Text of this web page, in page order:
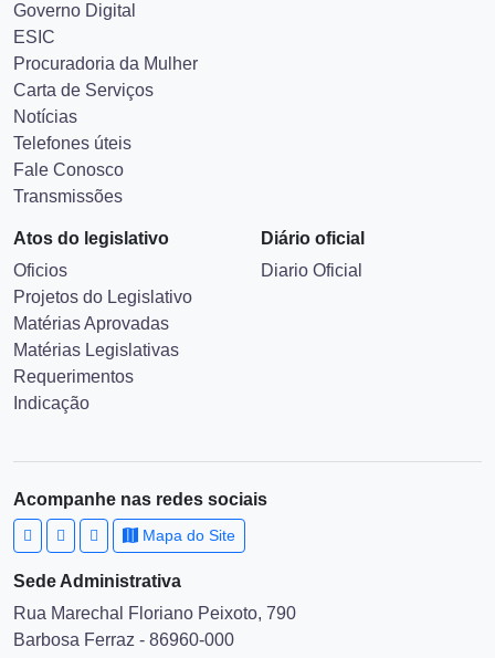
Governo Digital
ESIC
Procuradoria da Mulher
Carta de Serviços
Notícias
Telefones úteis
Fale Conosco
Transmissões
Atos do legislativo
Oficios
Projetos do Legislativo
Matérias Aprovadas
Matérias Legislativas
Requerimentos
Indicação
Diário oficial
Diario Oficial
Acompanhe nas redes sociais
Mapa do Site
Sede Administrativa
Rua Marechal Floriano Peixoto, 790
Barbosa Ferraz - 86960-000